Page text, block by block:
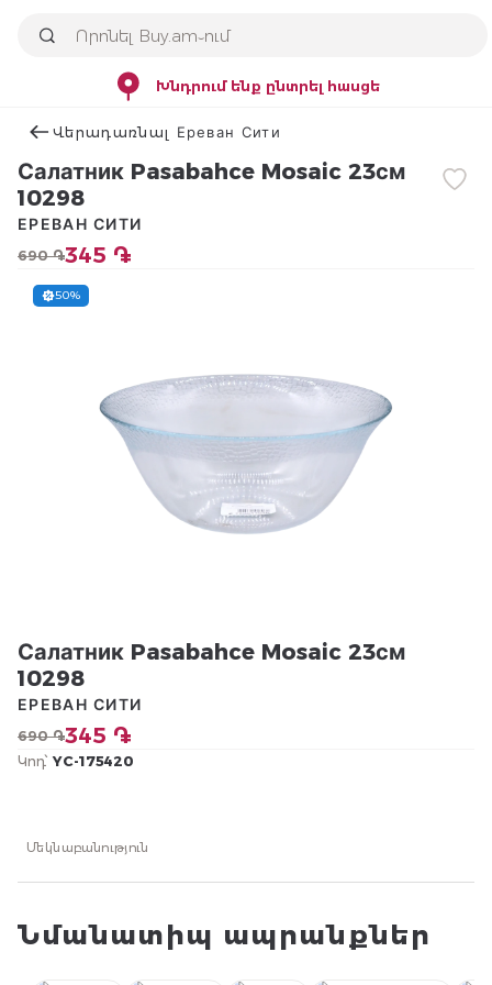
Խնդրում ենք ընտրել հասցե
Վերադառնալ Ереван Сити
Салатник Pasabahce Mosaic 23см
10298
690 ֏345 ֏
ЕРЕВАН СИТИ
50%
Салатник Pasabahce Mosaic 23см
10298
690 ֏345 ֏
ЕРЕВАН СИТИ
Կոդ՝ YC-175420
Մեկնաբանություն
Նմանատիպ ապրանքներ